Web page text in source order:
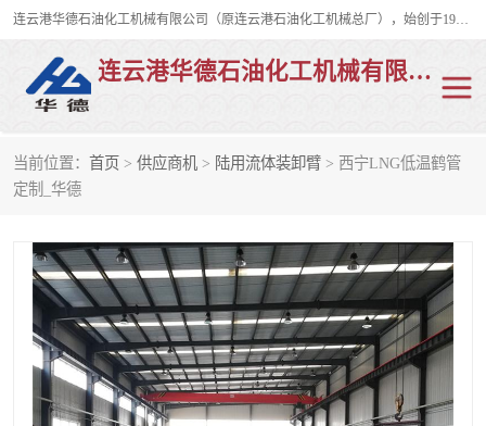
连云港华德石油化工机械有限公司（原连云港石油化工机械总厂），始创于1982年，是从事码头船用流体装卸臂、陆用流体装卸臂（鹤管）、活动梯、钢构平台、定量装车系统等全系列流体装卸设备的设计、制造、销售以及服务的专业供应商。
连云港华德石油化工机械有限公司
当前位置： 首页 > 供应商机 > 陆用流体装卸臂 > 西宁LNG低温鹤管
定制_华德
陆用流体装卸臂
液氨鹤管 液氯鹤管
LNG鹤管 活动梯
平台栈桥 卸车鹤管
装车鹤管 输油臂